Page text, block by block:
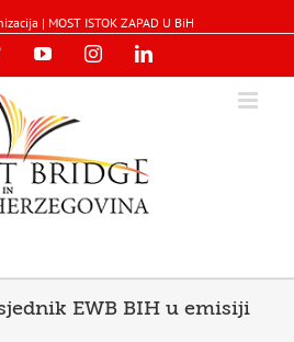
| MOST ISTOK ZAPAD U BiH
TwitterYouTubeInstagramLinkedin
EWB BIH u emisiji